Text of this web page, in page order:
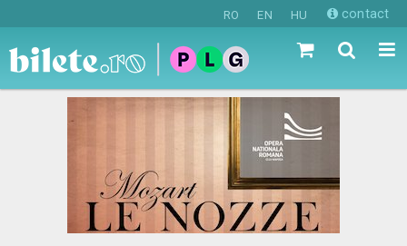
RO EN HU contact